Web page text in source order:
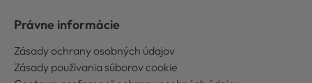
Právne informácie
Zásady ochrany osobných údajov
Zásady používania súborov cookie